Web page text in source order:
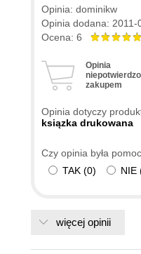
Opinia: dominikw
Opinia dodana: 2011-
Ocena: 6
Opinia
zakupem
Opinia dotyczy
ksiązka drukowana
Czy opinia była
TAK (0) NIE
więcej opinii